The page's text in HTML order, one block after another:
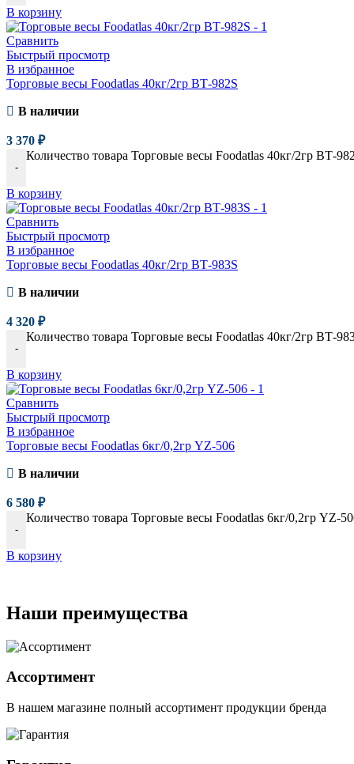
В корзину
Сравнить
Быстрый просмотр
В избранное
Торговые весы Foodatlas 40кг/2гр ВТ-982S
В наличии
3 370 ₽
-
Количество товара Торговые весы Foodatlas 40кг/2гр ВТ-
В корзину
Сравнить
Быстрый просмотр
В избранное
Торговые весы Foodatlas 40кг/2гр ВТ-983S
В наличии
4 320 ₽
-
Количество товара Торговые весы Foodatlas 40кг/2гр ВТ-
В корзину
Сравнить
Быстрый просмотр
В избранное
Торговые весы Foodatlas 6кг/0,2гр YZ-506
В наличии
6 580 ₽
-
Количество товара Торговые весы Foodatlas 6кг/0,2гр YZ-
В корзину
Наши преимущества
Ассортимент
В нашем магазине полный ассортимент продукции бренда